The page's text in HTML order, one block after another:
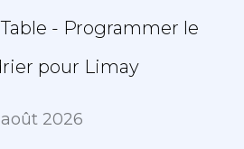
- Programmer le
pour Limay
août 2026